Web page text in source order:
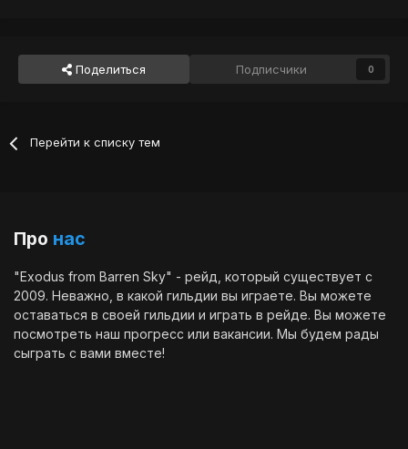
Поделиться Подписчики 0
Перейти к списку тем
Про нас
"Exodus from Barren Sky" - рейд, который существует с
2009. Неважно, в какой гильдии вы играете. Вы можете
оставаться в своей гильдии и играть в рейде. Вы можете
посмотреть наш прогресс или вакансии. Мы будем рады
сыграть с вами вместе!